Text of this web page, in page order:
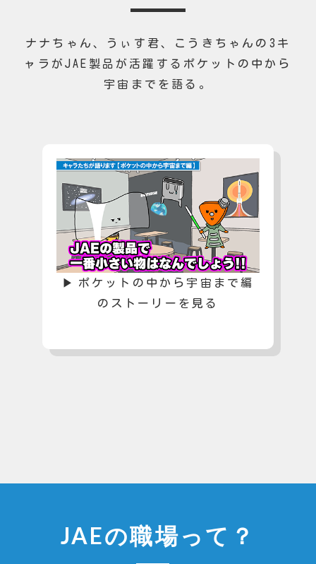
ナナちゃん、うぃす君、こうきちゃんの3キ
ャラが JAE製品が活躍するポケットの中から
宇宙までを語る。
ポケットの中から宇宙まで編
のストーリーを見る
JAEの職場って？